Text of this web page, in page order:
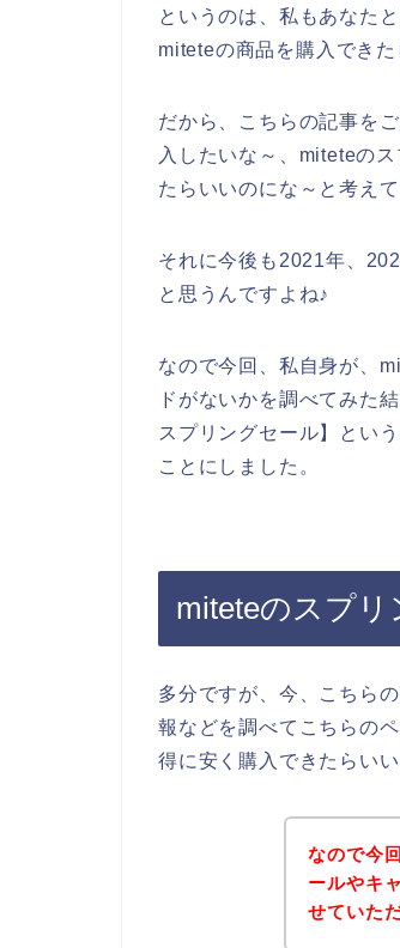
というのは、私もあなた
miteteの商品を購入できた
だから、こちらの記事を
入したいな～、miteteの
たらいいのにな～と考え
それに今後も2021年、
と思うんですよね♪
なので今回、私自身が、
ドがないかを調べてみた
スプリングセール】とい
ことにしました。
miteteのスプリ
多分ですが、今、こちら
報などを調べてこちらの
得に安く購入できたらい
なので今
ールやキ
せていた